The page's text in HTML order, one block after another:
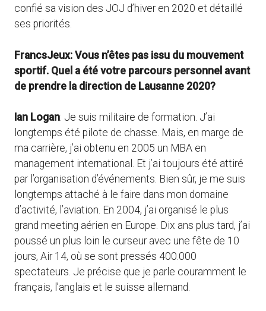
confié sa vision des JOJ d’hiver en 2020 et détaillé
ses priorités.
FrancsJeux: Vous n’êtes pas issu du mouvement
sportif. Quel a été votre parcours personnel avant
de prendre la direction de Lausanne 2020?
Ian Logan: Je suis militaire de formation. J’ai
longtemps été pilote de chasse. Mais, en marge de
ma carrière, j’ai obtenu en 2005 un MBA en
management international. Et j’ai toujours été attiré
par l’organisation d’événements. Bien sûr, je me suis
longtemps attaché à le faire dans mon domaine
d’activité, l’aviation. En 2004, j’ai organisé le plus
grand meeting aérien en Europe. Dix ans plus tard, j’ai
poussé un plus loin le curseur avec une fête de 10
jours, Air 14, où se sont pressés 400.000
spectateurs. Je précise que je parle couramment le
français, l’anglais et le suisse allemand.